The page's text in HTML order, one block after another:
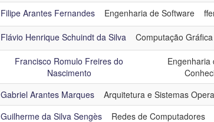
Filipe Arantes Fernandes Engenharia de Software
Flávio Henrique Schuindt da Silva Computação Gráfica
Francisco Romulo Freires do
Nascimento
Engenharia
Gabriel Arantes Marques Arquitetura e Sistemas
Guilherme da Silva Sengès Redes de Computadores